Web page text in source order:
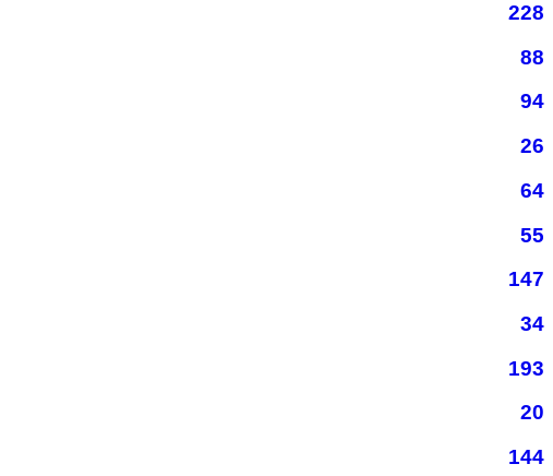
228
88
94
26
64
55
147
34
193
20
144